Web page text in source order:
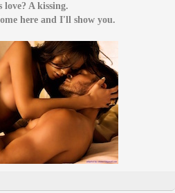
.What's love? A kissing
.What's kissing? Come here and I'll show you